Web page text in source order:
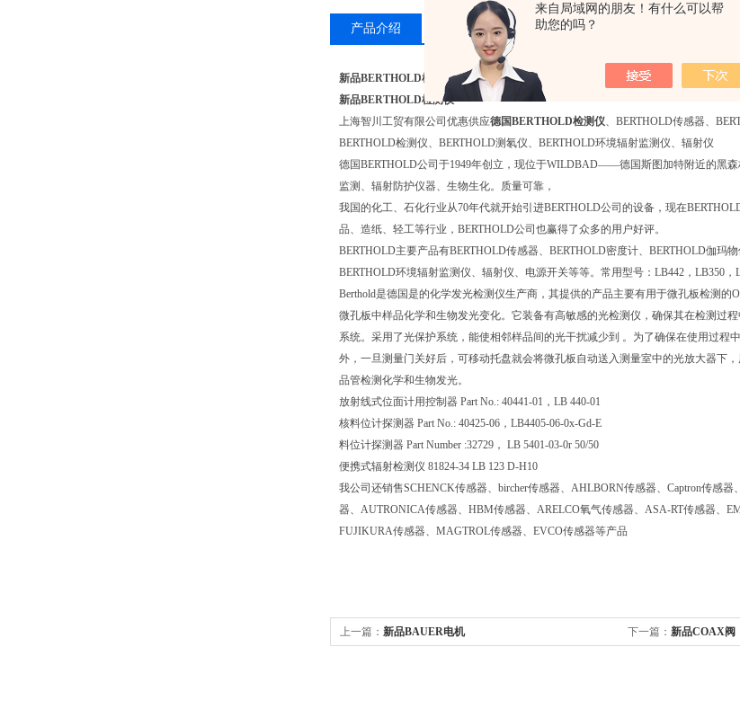
来自局域网的朋友！有什么可以帮
助您的吗？
产品介绍 相关产品 留言询价
新品BERTHOLD检测仪
新品BERTHOLD检测仪
上海智川工贸有限公司优惠供应德国BERTHOLD检测仪、BERTHOLD传感器、
BERTHOLD检测仪、BERTHOLD测氡仪、BERTHOLD环境辐射监测仪、辐射仪
德国BERTHOLD公司于1949年创立，现位于WILDBAD——德国斯图加特附近的黑
监测、辐射防护仪器、生物生化。质量可靠，
我国的化工、石化行业从70年代就开始引进BERTHOLD公司的设备，现在
品、造纸、轻工等行业，BERTHOLD公司也赢得了众多的用户好评。
BERTHOLD主要产品有BERTHOLD传感器、BERTHOLD密度计、BERTHOLD伽玛
BERTHOLD环境辐射监测仪、辐射仪、电源开关等等。常用型号：LB442，LB350，
Berthold是德国是的化学发光检测仪生产商，其提供的产品主要有用于微孔板检测
微孔板中样品化学和生物发光变化。它装备有高敏感的光检测仪，确保其在检测过
系统。采用了光保护系统，能使相邻样品间的光干扰减少到 。为了确保在使用过程
外，一旦测量门关好后，可移动托盘就会将微孔板自动送入测量室中的光放大器下
品管检测化学和生物发光。
放射线式位面计用控制器 Part No.: 40441-01，LB 440-01
核料位计探测器 Part No.: 40425-06，LB4405-06-0x-Gd-E
料位计探测器 Part Number :32729， LB 5401-03-0r 50/50
便携式辐射检测仪 81824-34 LB 123 D-H10
我公司还销售SCHENCK传感器、bircher传感器、AHLBORN传感器、Captron传感
器、AUTRONICA传感器、HBM传感器、ARELCO氧气传感器、ASA-RT传感器、
FUJIKURA传感器、MAGTROL传感器、EVCO传感器等产品
上一篇： 新品BAUER电机 下一篇： 新品COAX阀